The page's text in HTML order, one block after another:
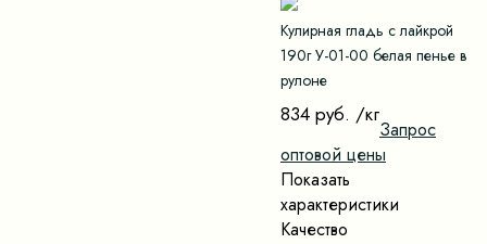
Кулирная гладь с лайкрой
190г У-01-00 белая пенье в
рулоне
834 руб. /кг
Запрос
оптовой цены
Показать
характеристики
Качество